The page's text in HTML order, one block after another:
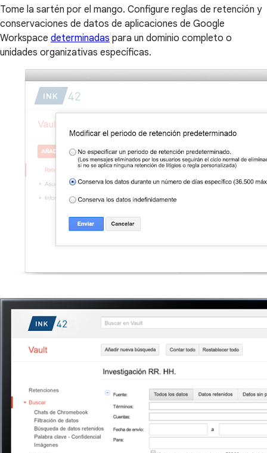
Tome la sartén por el mango. Configure reglas de retención y
conservaciones de datos de aplicaciones de Google
Workspace determinadas para un dominio completo o
unidades organizativas específicas.